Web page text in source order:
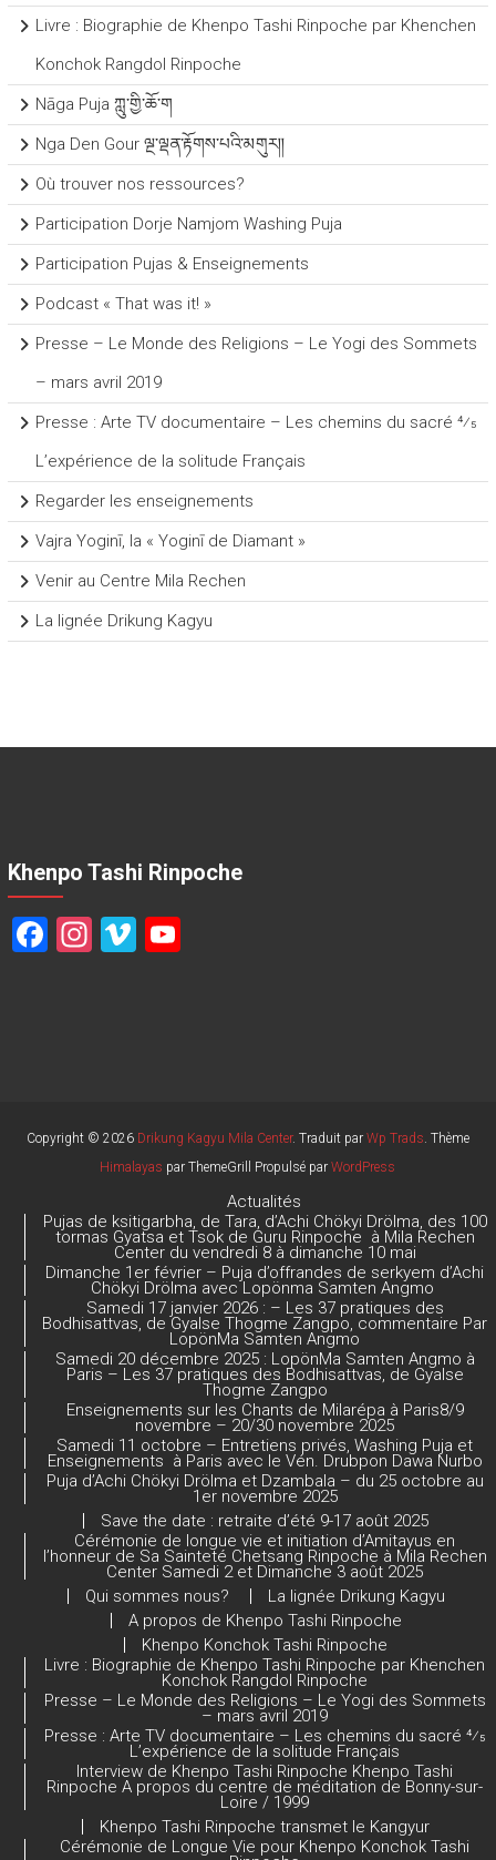
Livre : Biographie de Khenpo Tashi Rinpoche par Khenchen
Konchok Rangdol Rinpoche
Nāga Puja ཀླུ་གྱི་ཆོ་ག
Nga Den Gour ལྔ་ལྡན་རྟོགས་པའི་མགུར།།
Où trouver nos ressources?
Participation Dorje Namjom Washing Puja
Participation Pujas & Enseignements
Podcast « That was it! »
Presse – Le Monde des Religions – Le Yogi des Sommets
– mars avril 2019
Presse : Arte TV documentaire – Les chemins du sacré 4⁄5
L’expérience de la solitude Français
Regarder les enseignements
Vajra Yoginī, la « Yoginī de Diamant »
Venir au Centre Mila Rechen
La lignée Drikung Kagyu
Khenpo Tashi Rinpoche
F In Vi Y
e
C
h
a
n
n
el
Copyright © 2026 Drikung Kagyu Mila Center. Traduit par Wp Trads . Thème
Himalayas par ThemeGrill Propulsé parWordPress
Actualités
Pujas de ksitigarbha, de Tara, d’Achi Chökyi Drölma, des 100
tormas Gyatsa et Tsok de Guru Rinpoche à Mila Rechen
Center du vendredi 8 à dimanche 10 mai
Dimanche 1er février – Puja d’offrandes de serkyem d’Achi
Chökyi Drölma avec Lopönma Samten Angmo
Samedi 17 janvier 2026 : – Les 37 pratiques des
Bodhisattvas, de Gyalse Thogme Zangpo, commentaire Par
LopönMa Samten Angmo
Samedi 20 décembre 2025 : LopönMa Samten Angmo à
Paris – Les 37 pratiques des Bodhisattvas, de Gyalse
Thogme Zangpo
Enseignements sur les Chants de Milarépa à Paris8/9
novembre – 20/30 novembre 2025
Samedi 11 octobre – Entretiens privés, Washing Puja et
Enseignements à Paris avec le Vén. Drubpon Dawa Nurbo
Puja d’Achi Chökyi Drölma et Dzambala – du 25 octobre au
1er novembre 2025
Save the date : retraite d’été 9-17 août 2025
Cérémonie de longue vie et initiation d’Amitayus en
l’honneur de Sa Sainteté Chetsang Rinpoche à Mila Rechen
Center Samedi 2 et Dimanche 3 août 2025
Qui sommes nous?
La lignée Drikung Kagyu
A propos de Khenpo Tashi Rinpoche
Khenpo Konchok Tashi Rinpoche
Livre : Biographie de Khenpo Tashi Rinpoche par Khenchen
Konchok Rangdol Rinpoche
Presse – Le Monde des Religions – Le Yogi des Sommets
– mars avril 2019
Presse : Arte TV documentaire – Les chemins du sacré 4⁄5
L’expérience de la solitude Français
Interview de Khenpo Tashi Rinpoche Khenpo Tashi
Rinpoche A propos du centre de méditation de Bonny-sur-
Loire / 1999
Khenpo Tashi Rinpoche transmet le Kangyur
Cérémonie de Longue Vie pour Khenpo Konchok Tashi